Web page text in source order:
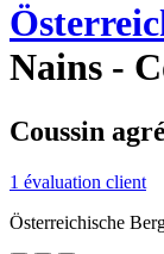
Nains -
Coussin
1 évaluation client
Österreichische